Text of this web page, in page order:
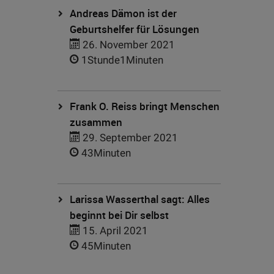
Andreas Dämon ist der
Geburtshelfer für Lösungen
26. November 2021
1Stunde1Minuten
Frank O. Reiss bringt Menschen
zusammen
29. September 2021
43Minuten
Larissa Wasserthal sagt: Alles
beginnt bei Dir selbst
15. April 2021
45Minuten